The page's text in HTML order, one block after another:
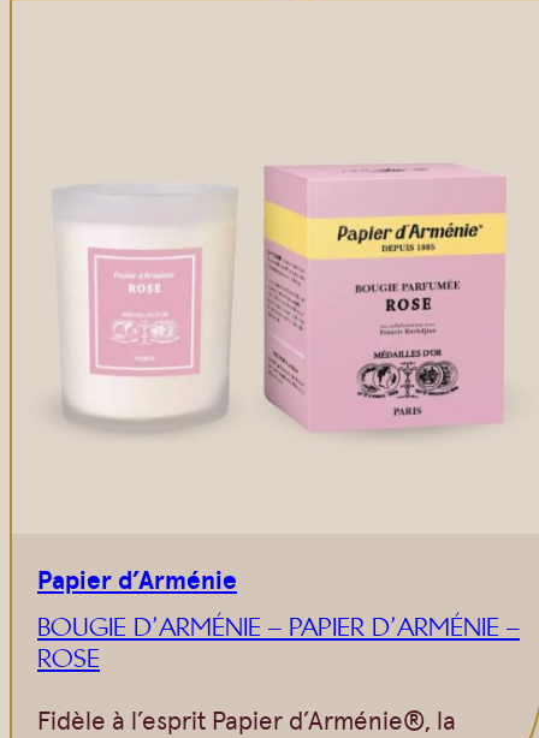
Papier d’Arménie
BOUGIE D’ARMÉNIE – PAPIER D’ARMÉNIE –
ROSE
Fidèle à l’esprit Papier d’Arménie®, la